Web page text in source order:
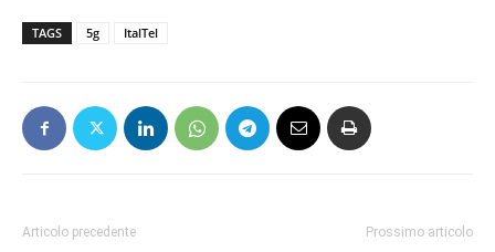
TAGS 5g ItalTel
Articolo precedente Prossimo articolo